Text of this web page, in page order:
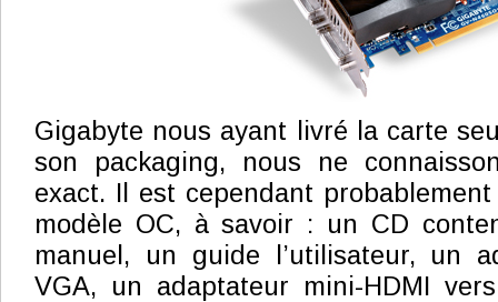
Gigabyte nous ayant livré la carte
son packaging, nous ne
exact. Il est cependant
modèle OC, à savoir : un CD
manuel, un guide l’utilisateur, un
VGA, un adaptateur mini-HDMI